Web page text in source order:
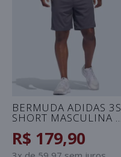
BERMUDA ADIDAS 3S
SHORT MASCULINA -
R$ 179,90